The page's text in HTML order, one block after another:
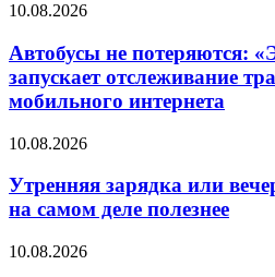
10.08.2026
Автобусы не потеряются:
запускает отслеживание
мобильного интернета
10.08.2026
Утренняя зарядка или
на самом деле полезнее
10.08.2026